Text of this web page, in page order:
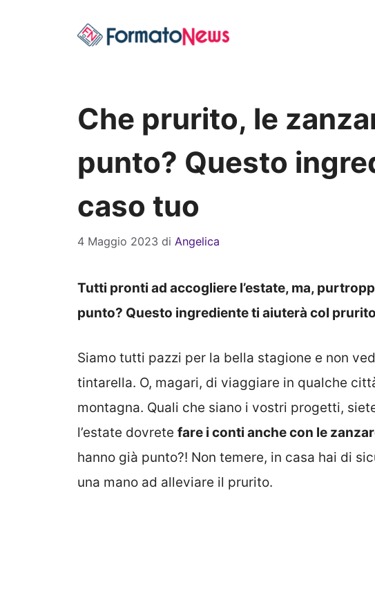
Che prurito, le
punto? Questo
caso tuo
4 Maggio 2023 di Angelica
Tutti pronti ad accogliere l’estate, ma,
punto? Questo ingrediente ti aiuterà col prurito
Siamo tutti pazzi per la bella stagione e non
tintarella. O, magari, di viaggiare in qualche
montagna. Quali che siano i vostri progetti,
l’estate dovrete fare i conti anche con le
hanno già punto?! Non temere, in casa hai di
una mano ad alleviare il prurito.